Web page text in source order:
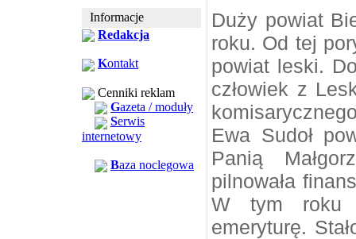
Informacje
Redakcja
Kontakt
Cenniki reklam
Gazeta / moduły
Serwis
internetowy
Baza noclegowa
Duży powiat
roku. Od tej
powiat leski.
człowiek z
Ewa Sudoł
Panią
pilnowała
W tym roku
emeryturę.